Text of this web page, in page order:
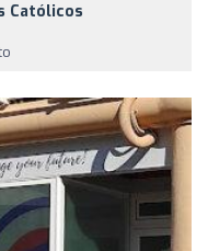
Católicos